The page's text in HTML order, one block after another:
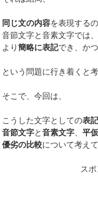
同じ文の内容を表現するの
音節文字と音素文字では
より簡略に表記でき、かつ
という問題に行き着くと
そこで、今回は、
こうした文字としての表
音節文字と音素文字 、平
優劣の比較について考え
ス